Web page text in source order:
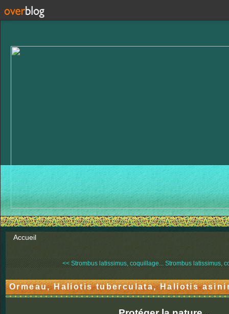
Accueil
<< Strombus latissimus, coquillage... Strombus latissimus,
Ormeau, Haliotis tuberculata, Haliotis